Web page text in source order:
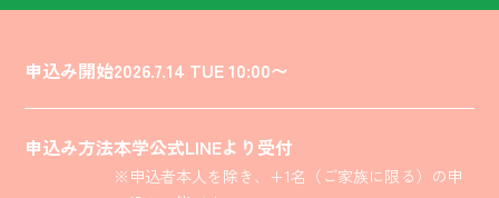
レポート
GALLERY
ギャラリー
申込み開始2026.7.14 TUE 10:00〜
申込み方法本学公式LINEより受付
※申込者本人を除き、+1名（ご家族に限る）の申